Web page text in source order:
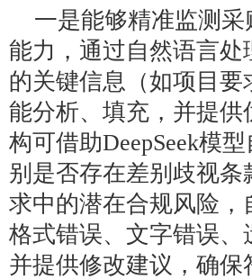
一是能够精准监测采
能力，通过自然语言
的关键信息（如项目
能分析、填充，并提
构可借助DeepSeek模
别是否存在差别歧视
求中的潜在合规风险
格式错误、文字错误
并提供修改建议，确